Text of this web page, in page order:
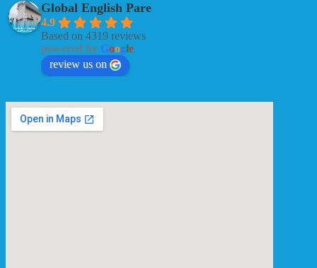
Global English Pare
4.9
Based on 4319 reviews
powered by Google
review us on